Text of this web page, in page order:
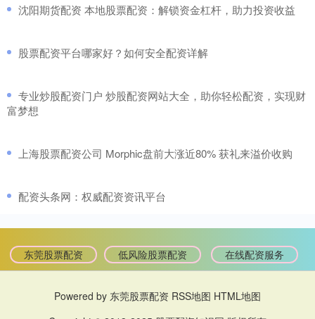
​沈阳期货配资 本地股票配资：解锁资金杠杆，助力投资收益
​股票配资平台哪家好？如何安全配资详解
​专业炒股配资门户 炒股配资网站大全，助你轻松配资，实现财
富梦想
​上海股票配资公司 Morphic盘前大涨近80% 获礼来溢价收购
​配资头条网：权威配资资讯平台
东莞股票配资 低风险股票配资 在线配资服务
Powered by 东莞股票配资 RSS地图 HTML地图